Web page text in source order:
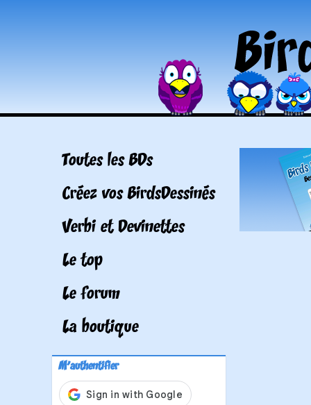
Toutes les BDs
Créez vos BirdsDessinés
Verbi et Devinettes
Le top
Le forum
La boutique
M'authentifier